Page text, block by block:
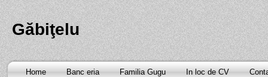
Găbiţelu
Home Banc eria Familia Gugu In loc de CV